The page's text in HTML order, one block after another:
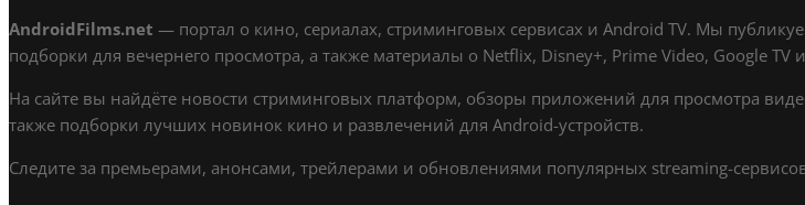
AndroidFilms.net — портал о кино, сериалах, стриминговых сервисах и Android TV. Мы
подборки для вечернего просмотра, а также материалы о Netflix, Disney+, Prime Video, Google TV
На сайте вы найдёте новости стриминговых платформ, обзоры приложений для просмотра
также подборки лучших новинок кино и развлечений для Android-устройств.
Следите за премьерами, анонсами, трейлерами и обновлениями популярных streaming-